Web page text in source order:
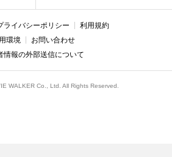
ライバシーポリシー
利用規約
環境
お問い合わせ
情報の外部送信について
WALKER Co., Ltd. All Rights Reserved.